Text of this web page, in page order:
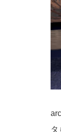
タ